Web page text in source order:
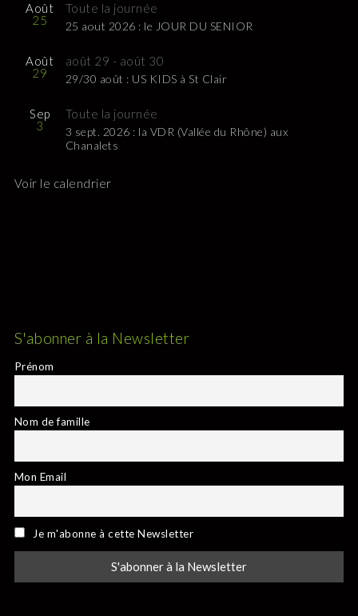
Août
25
Toute la journée
25 aout 2026 : le JOUR DU SENIOR
Août
29
août 29 - août 30
29/30 août : US KIDS à St Clair
Sep
3
Toute la journée
3 sept. 2026 : la VDR (Vallée du Rhône) aux
Chanalets
Voir le calendrier
S'abonner à la Newsletter
Prénom
Nom de famille
Mon Email
Je m'abonne à cette Newsletter